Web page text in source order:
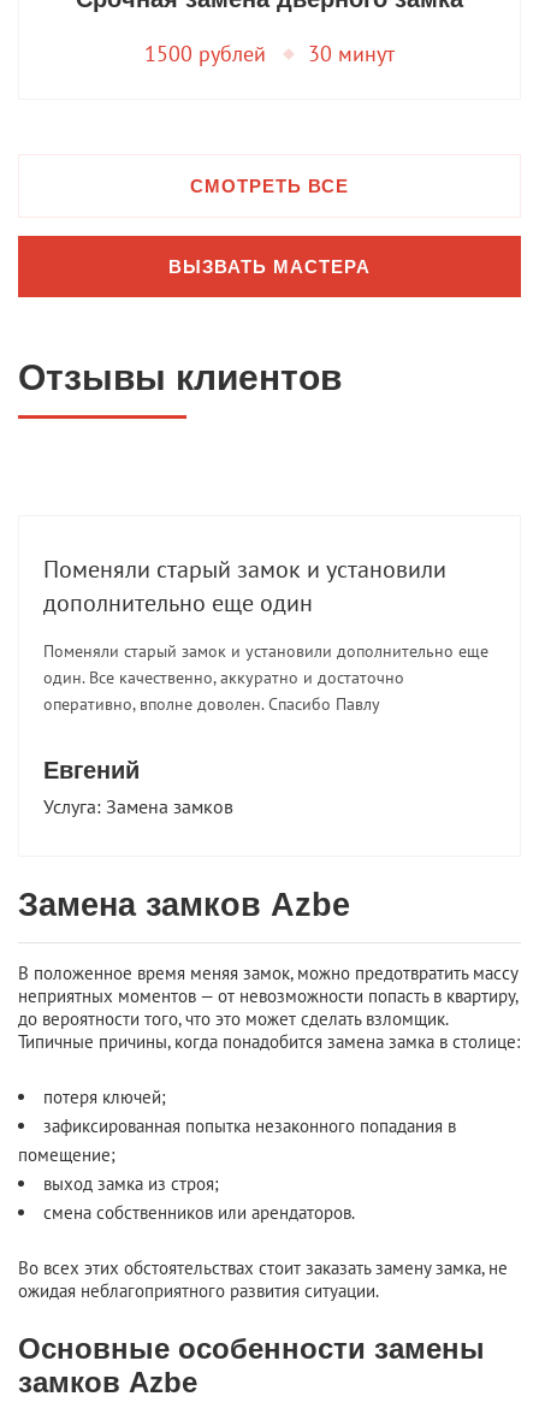
Замена замков Azbe
В положенное время меняя замок, можно предотвратить массу
неприятных моментов — от невозможности попасть в квартиру,
до вероятности того, что это может сделать взломщик.
Типичные причины, когда понадобится замена замка в столице:
потеря ключей;
зафиксированная попытка незаконного попадания в
помещение;
выход замка из строя;
смена собственников или арендаторов.
Во всех этих обстоятельствах стоит заказать замену замка, не
ожидая неблагоприятного развития ситуации.
Основные особенности замены
замков Azbe
1500 рублей 30 минут
СМОТРЕТЬ ВСЕ
ВЫЗВАТЬ МАСТЕРА
Отзывы клиентов
Поменяли старый замок и установили
дополнительно еще один
Поменяли старый замок и установили дополнительно еще
один. Все качественно, аккуратно и достаточно
оперативно, вполне доволен. Спасибо Павлу
Евгений
Услуга: Замена замков